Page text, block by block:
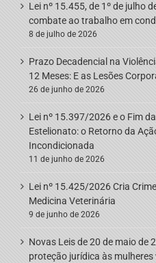
Lei nº 15.455, de 1º de julho
combate ao trabalho em
8 de julho de 2026
Prazo Decadencial na
12 Meses: E as Lesões
26 de junho de 2026
Lei nº 15.397/2026 e o Fim
Estelionato: o Retorno da
Incondicionada
11 de junho de 2026
Lei nº 15.425/2026 Cria
Medicina Veterinária
9 de junho de 2026
Novas Leis de 20 de maio de
proteção jurídica às